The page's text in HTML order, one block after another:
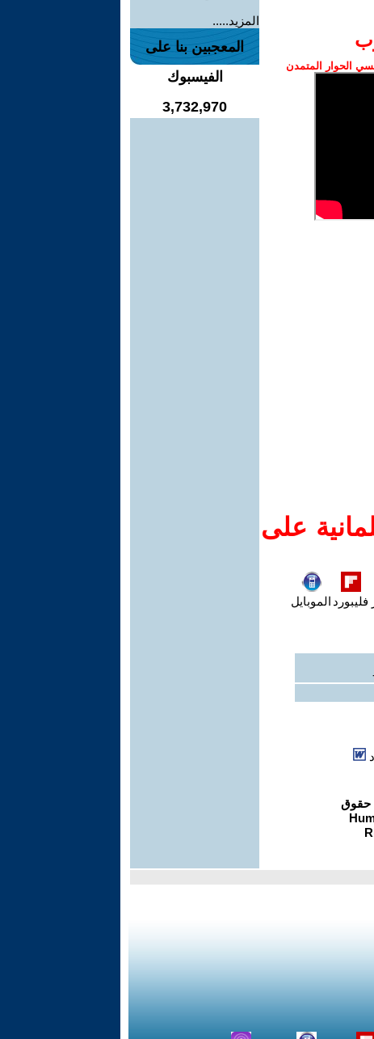
الحوار المتمدن
على
فليبورد الموبايل
المزيد.....
المعجبين بنا على
الفيسبوك
3,732,970